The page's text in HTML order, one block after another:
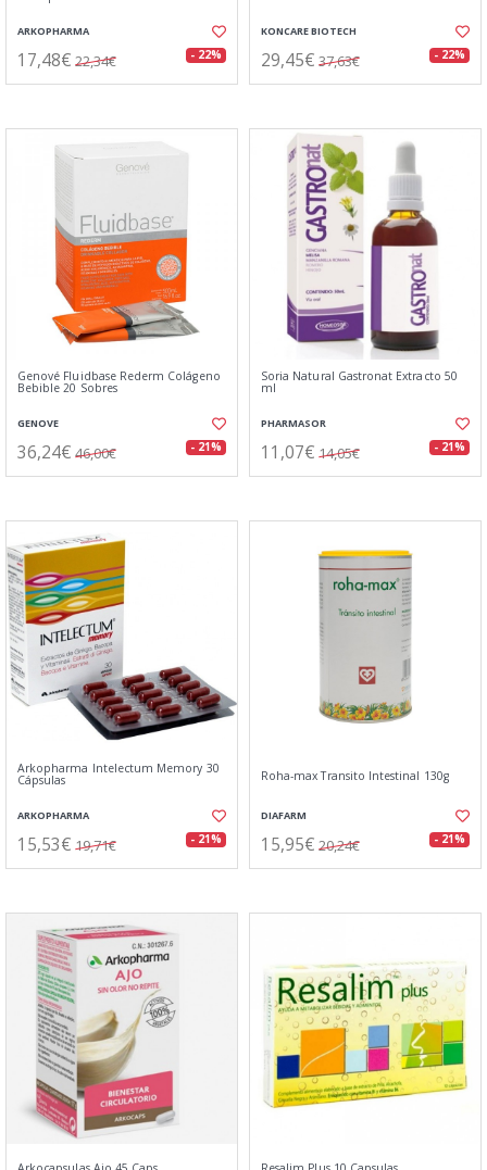
ARKOPHARMA
17,48€ 22,34€ - 22%
KONCARE BIOTECH
29,45€ 37,63€ - 22%
Genové Fluidbase Rederm Colágeno
Bebible 20 Sobres
GENOVE
36,24€ 46,00€ - 21%
Soria Natural Gastronat Extracto 50
ml
PHARMASOR
11,07€ 14,05€ - 21%
Arkopharma Intelectum Memory 30
Cápsulas
ARKOPHARMA
15,53€ 19,71€ - 21%
Roha-max Transito Intestinal 130g
DIAFARM
15,95€ 20,24€ - 21%